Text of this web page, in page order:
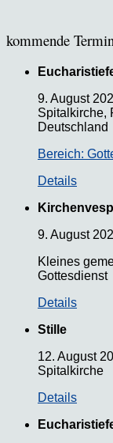
kommende
9. August
Spitalkirche,
Deutschland
Bereich:
Details
9. August
Kleines
Gottesdienst
Details
Stille
12. August
Spitalkirche
Details